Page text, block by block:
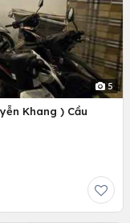
5
Khang ) Cầu